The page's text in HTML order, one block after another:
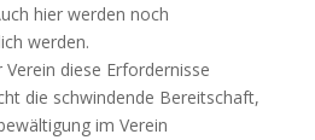
hier werden noch
werden.
diese Erfordernisse
die schwindende Bereitschaft,
im Verein